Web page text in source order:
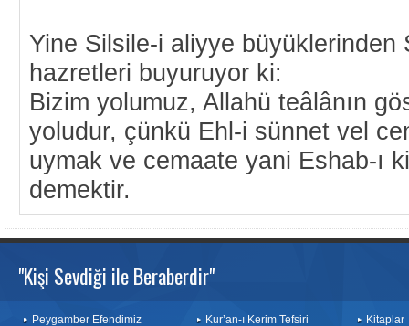
Yine Silsile-i aliyye büyüklerinden
hazretleri buyuruyor ki:
Bizim yolumuz, Allahü teâlânın
yoludur, çünkü Ehl-i sünnet vel
uymak ve cemaate yani Eshab-ı
demektir.
"Kişi Sevdiği ile Beraberdir"
Peygamber Efendimiz Kur’an-ı Kerim Tefsiri Kitaplar